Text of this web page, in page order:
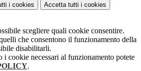
i cookies Accetta tutti i cookies
scegliere quali cookie consentire.
che consentono il funzionamento della
disabilitarli.
i cookie necessari al funzionamento potete
.